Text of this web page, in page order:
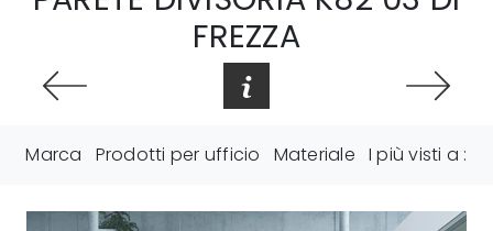
FREZZA
Marca Prodotti per ufficio Materiale I più visti a :